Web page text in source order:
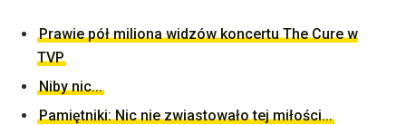
Prawie pół miliona widzów koncertu The Cure w
TVP
Niby nic...
Pamiętniki: Nic nie zwiastowało tej miłości...